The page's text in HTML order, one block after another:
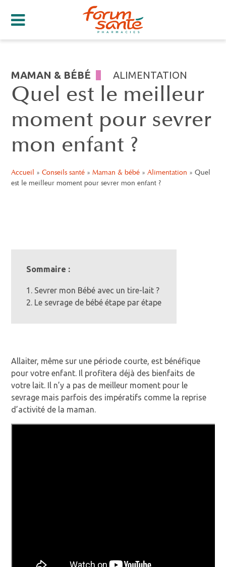
MAMAN & BÉBÉ ALIMENTATION
Quel est le meilleur
moment pour sevrer
mon enfant ?
Accueil »Conseils santé »Maman & bébé »Alimentation »Quel
est le meilleur moment pour sevrer mon enfant ?
Sommaire :
1. Sevrer mon Bébé avec un tire-lait ?
2. Le sevrage de bébé étape par étape
Allaiter, même sur une période courte, est bénéfique
pour votre enfant. Il profitera déjà des bienfaits de
votre lait. Il n’y a pas de meilleur moment pour le
sevrage mais parfois des impératifs comme la reprise
d’activité de la maman.